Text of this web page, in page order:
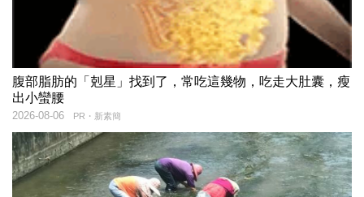
腹部脂肪的「剋星」找到了，常吃這幾物，吃走大肚囊，瘦
出小蠻腰
PR・新素簡
2026-08-06